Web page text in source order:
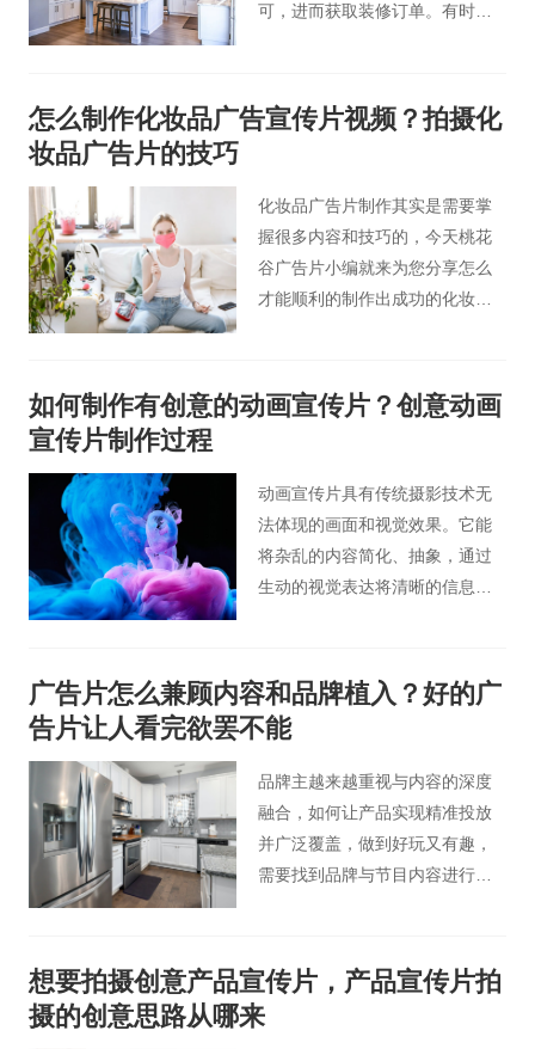
可，进而获取装修订单。有时候
拍摄企业宣传片是很有必要的，
如果装饰公司拍摄企业宣传片，
可以吸引观众的注意力。那么您
知道拍摄装修公司视频广告时有
哪些要领，怎么才拍出装饰公司
高端宣传片吗？和北京桃花谷企
怎么制作化妆品广告宣传片视频？拍摄化
妆品广告片的技巧
化妆品广告片制作其实是需要掌
握很多内容和技巧的，今天桃花
谷广告片小编就来为您分享怎么
才能顺利的制作出成功的化妆品
如何制作有创意的动画宣传片？创意动画
宣传片制作过程
动画宣传片具有传统摄影技术无
法体现的画面和视觉效果。它能
将杂乱的内容简化、抽象，通过
生动的视觉表达将清晰的信息传
畅，具有视觉冲击力，从视觉到
听觉给观众不一样的感觉，能抓
住观众的眼球。
广告片怎么兼顾内容和品牌植入？好的广
告片让人看完欲罢不能
品牌主越来越重视与内容的深度
融合，如何让产品实现精准投放
并广泛覆盖，做到好玩又有趣，
需要找到品牌与节目内容进行无
牌与情节内容相融合，成为剧情
自然的组成部分，创意性甚至不
刻意的植入方式，反而让观众在
想要拍摄创意产品宣传片，产品宣传片拍
摄的创意思路从哪来